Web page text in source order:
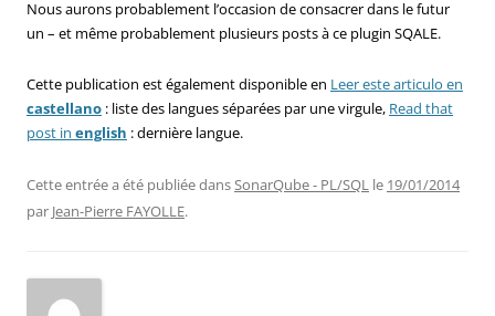
Nous aurons probablement l’occasion de consacrer dans le futur
un – et même probablement plusieurs posts à ce plugin SQALE.
Cette publication est également disponible en Leer este articulo en
castellano : liste des langues séparées par une virgule, Read that
post in english : dernière langue.
Cette entrée a été publiée dansSonarQube - PL/SQL le 19/01/2014
par Jean-Pierre FAYOLLE.